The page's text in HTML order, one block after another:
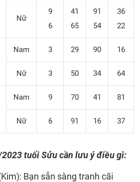
Nữ
9
6
41
65
91
54
36
22
Nam 3 29 90 16
Nữ 3 50 34 64
Nam 9 70 41 81
Nữ 6 91 16 37
tuổi Sửu cần lưu ý điều gì:
Bạn sẵn sàng tranh cãi